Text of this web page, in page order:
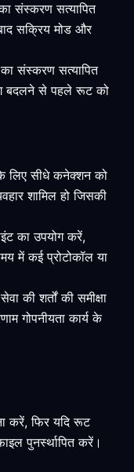
संस्करण सत्यापित
सक्रिय मोड और
संस्करण सत्यापित
बदलने से पहले रूट को
के लिए सीधे कनेक्शन को
शामिल हो जिसकी
का उपयोग करें,
में कई प्रोटोकॉल या
की शर्तों की समीक्षा
गोपनीयता कार्य के
करें, फिर यदि रूट
पुनर्स्थापित करें।